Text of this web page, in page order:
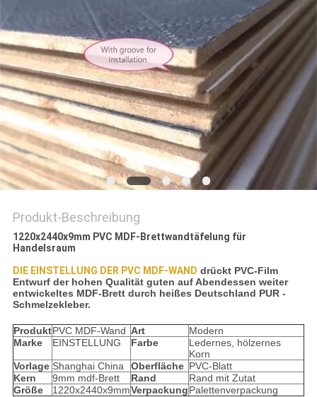
SITEMAP
PRIVACY
POLICY
Produkt-Beschreibung
1220x2440x9mm PVC MDF-Brettwandtäfelung für
Handelsraum
DIE EINSTELLUNG DER PVC MDF-WAND drückt PVC-Film
Entwurf der hohen Qualität guten auf Abendessen weiter
entwickeltes MDF-Brett durch heißes Deutschland PUR -
Schmelzekleber.
ProduktPVC MDF-Wand Art
Modern
Marke
EINSTELLUNG Farbe
Ledernes, hölzernes
Korn
Vorlage Shanghai China Oberfläche PVC-Blatt
Kern
9mm mdf-Brett Rand
Rand mit Zutat
Größe
1220x2440x9mmVerpackungPalettenverpackung